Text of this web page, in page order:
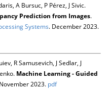
A Bursuc, P Pérez, J Sivic.
Prediction from Images.
Systems. December 2023.
R Samusevich, J Sedlar, J
Machine Learning - Guided
2023. pdf